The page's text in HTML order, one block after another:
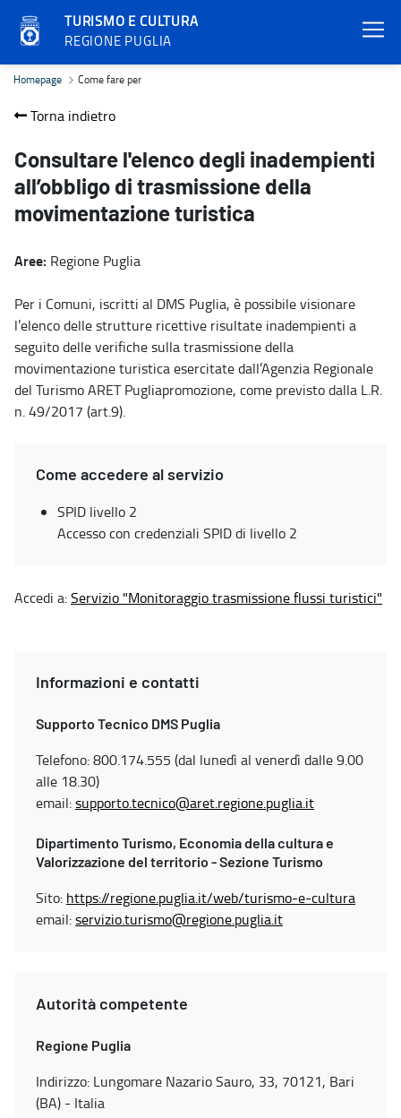
TURISMO E CULTURA
REGIONE PUGLIA
Come fare per - Turismo e cultura
Homepage Come fare per
Torna indietro
Consultare l'elenco degli inadempienti
all’obbligo di trasmissione della
movimentazione turistica
Aree: Regione Puglia
Per i Comuni, iscritti al DMS Puglia, è possibile visionare
l’elenco delle strutture ricettive risultate inadempienti a
seguito delle verifiche sulla trasmissione della
movimentazione turistica esercitate dall’Agenzia Regionale
del Turismo ARET Pugliapromozione, come previsto dalla L.R.
n. 49/2017 (art.9).
Come accedere al servizio
SPID livello 2
Accesso con credenziali SPID di livello 2
Accedi a:Servizio "Monitoraggio trasmissione flussi turistici"
Informazioni e contatti
Supporto Tecnico DMS Puglia
Telefono: 800.174.555 (dal lunedì al venerdì dalle 9.00
alle 18.30)
email:supporto.tecnico@aret.regione.puglia.it
Dipartimento Turismo, Economia della cultura e
Valorizzazione del territorio - Sezione Turismo
Sito: https://regione.puglia.it/web/turismo-e-cultura
email:servizio.turismo@regione.puglia.it
Autorità competente
Regione Puglia
Indirizzo: Lungomare Nazario Sauro, 33, 70121, Bari
(BA) - Italia